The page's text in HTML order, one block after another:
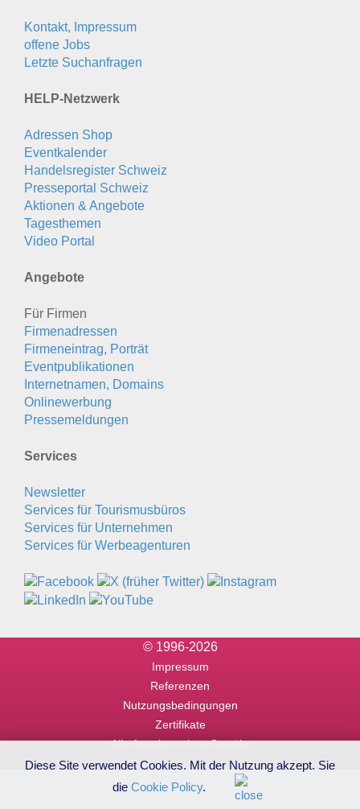
Kontakt, Impressum
offene Jobs
Letzte Suchanfragen
HELP-Netzwerk
Adressen Shop
Eventkalender
Handelsregister Schweiz
Presseportal Schweiz
Aktionen & Angebote
Tagesthemen
Video Portal
Angebote
Für Firmen
Firmenadressen
Firmeneintrag, Porträt
Eventpublikationen
Internetnamen, Domains
Onlinewerbung
Pressemeldungen
Services
Newsletter
Services für Tourismusbüros
Services für Unternehmen
Services für Werbeagenturen
© 1996-2026
Impressum
Referenzen
Nutzungsbedingungen
Zertifikate
Alle Angaben ohne Gewähr
Diese Site verwendet Cookies. Mit der Nutzung akzept. Sie
die Cookie Policy.